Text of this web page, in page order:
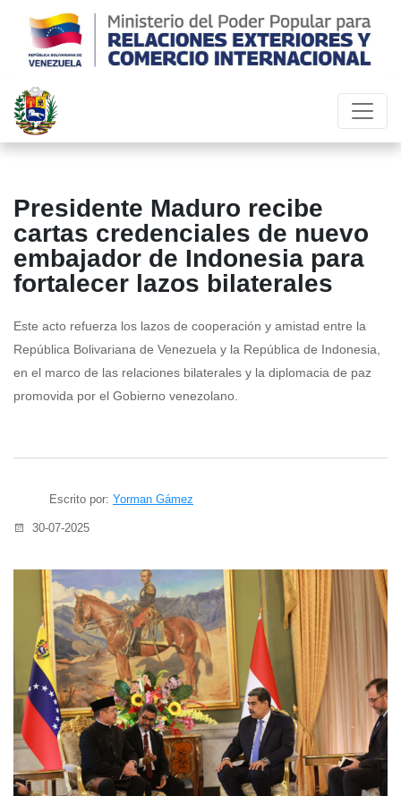
Presidente Maduro recibe
cartas credenciales de nuevo
embajador de Indonesia para
fortalecer lazos bilaterales
Este acto refuerza los lazos de cooperación y amistad entre la
República Bolivariana de Venezuela y la República de Indonesia,
en el marco de las relaciones bilaterales y la diplomacia de paz
promovida por el Gobierno venezolano.
Escrito por: Yorman Gámez
30-07-2025